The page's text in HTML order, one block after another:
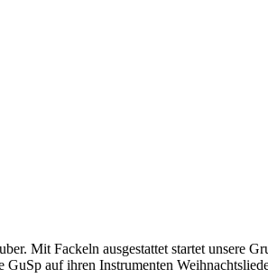
Mit Fackeln ausgestattet startet unsere
auf ihren Instrumenten